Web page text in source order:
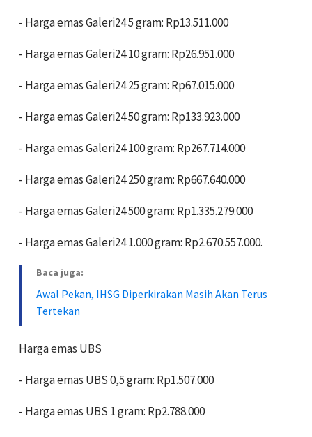
‎- Harga emas Galeri24 5 gram: Rp13.511.000
‎- Harga emas Galeri24 10 gram: Rp26.951.000
‎- Harga emas Galeri24 25 gram: Rp67.015.000
‎- Harga emas Galeri24 50 gram: Rp133.923.000
‎- Harga emas Galeri24 100 gram: Rp267.714.000
‎- Harga emas Galeri24 250 gram: Rp667.640.000
‎- Harga emas Galeri24 500 gram: Rp1.335.279.000
‎- Harga emas Galeri24 1.000 gram: Rp2.670.557.000.
Baca juga:
Awal Pekan, IHSG Diperkirakan Masih Akan Terus
Tertekan
Harga emas UBS
- Harga emas UBS 0,5 gram: Rp1.507.000
‎- Harga emas UBS 1 gram: Rp2.788.000